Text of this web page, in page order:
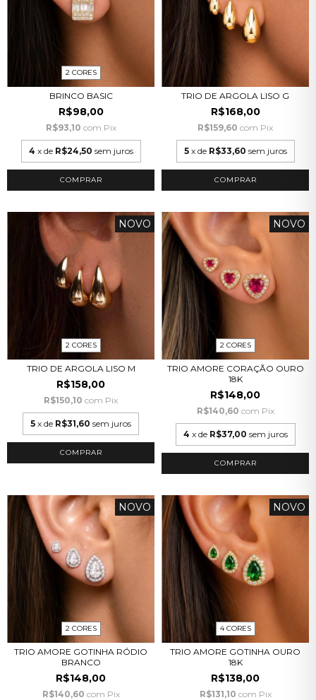
2 CORES
BRINCO BASIC
R$98,00
R$93,10 com Pix
4 x de R$24,50 sem juros
COMPRAR
TRIO DE ARGOLA LISO G
R$168,00
R$159,60 com Pix
5 x de R$33,60 sem juros
NOVO
2 CORES
TRIO DE ARGOLA LISO M
R$158,00
R$150,10 com Pix
5 x de R$31,60 sem juros
COMPRAR
NOVO
2 CORES
TRIO AMORE CORAÇÃO OURO
18K
R$148,00
R$140,60 com Pix
4 x de R$37,00 sem juros
COMPRAR
NOVO
2 CORES
TRIO AMORE GOTINHA RÓDIO
BRANCO
R$148,00
R$140,60 com Pix
NOVO
4 CORES
TRIO AMORE GOTINHA OURO
18K
R$138,00
R$131,10 com Pix